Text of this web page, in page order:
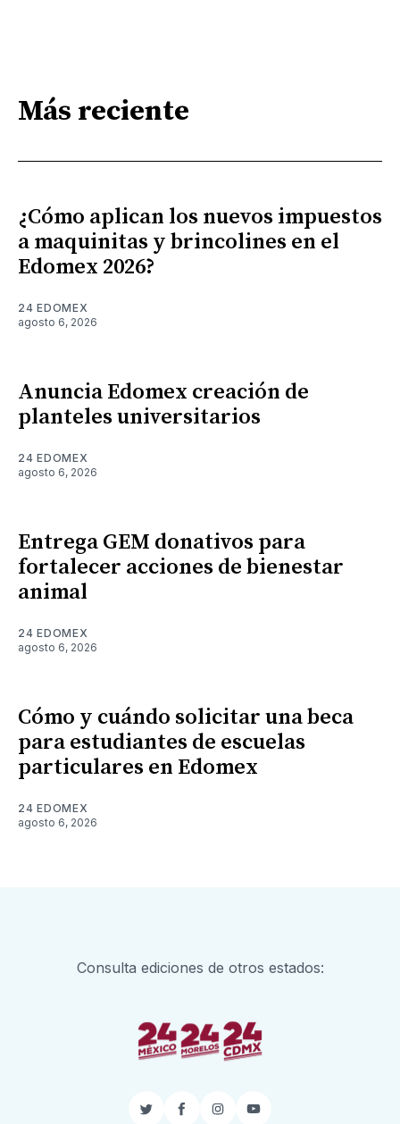
Más reciente
¿Cómo aplican los nuevos impuestos
a maquinitas y brincolines en el
Edomex 2026?
24 EDOMEX
agosto 6, 2026
Anuncia Edomex creación de
planteles universitarios
24 EDOMEX
agosto 6, 2026
Entrega GEM donativos para
fortalecer acciones de bienestar
animal
24 EDOMEX
agosto 6, 2026
Cómo y cuándo solicitar una beca
para estudiantes de escuelas
particulares en Edomex
24 EDOMEX
agosto 6, 2026
Consulta ediciones de otros estados:
TwitterFacebook
InstagramYouTube